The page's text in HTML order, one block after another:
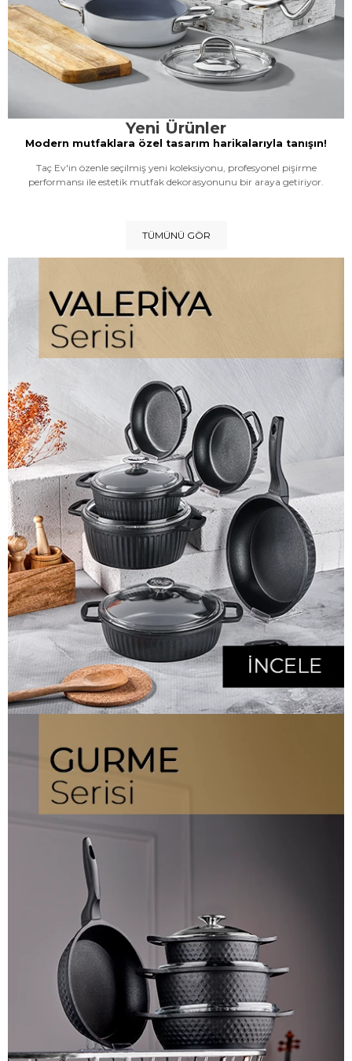
Yeni Ürünler
Modern mutfaklara özel tasarım harikalarıyla tanışın!
Taç Ev'in özenle seçilmiş yeni koleksiyonu, profesyonel pişirme
performansı ile estetik mutfak dekorasyonunu bir araya getiriyor.
TÜMÜNÜ GÖR